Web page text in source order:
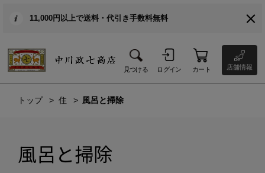
11,000円以上で送料・代引き手数料無料
見つける ログイン カート 店舗情報
トップ 住 風呂と掃除
風呂と掃除